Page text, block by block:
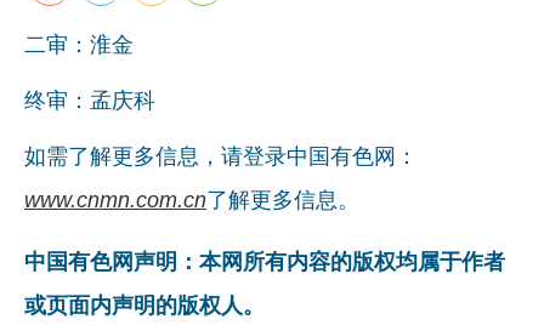
行情报价
数字报
二审：淮金
终审：孟庆科
如需了解更多信息，请登录中国有色网：
www.cnmn.com.cn了解更多信息。
中国有色网声明：本网所有内容的版权均属于作者
或页面内声明的版权人。